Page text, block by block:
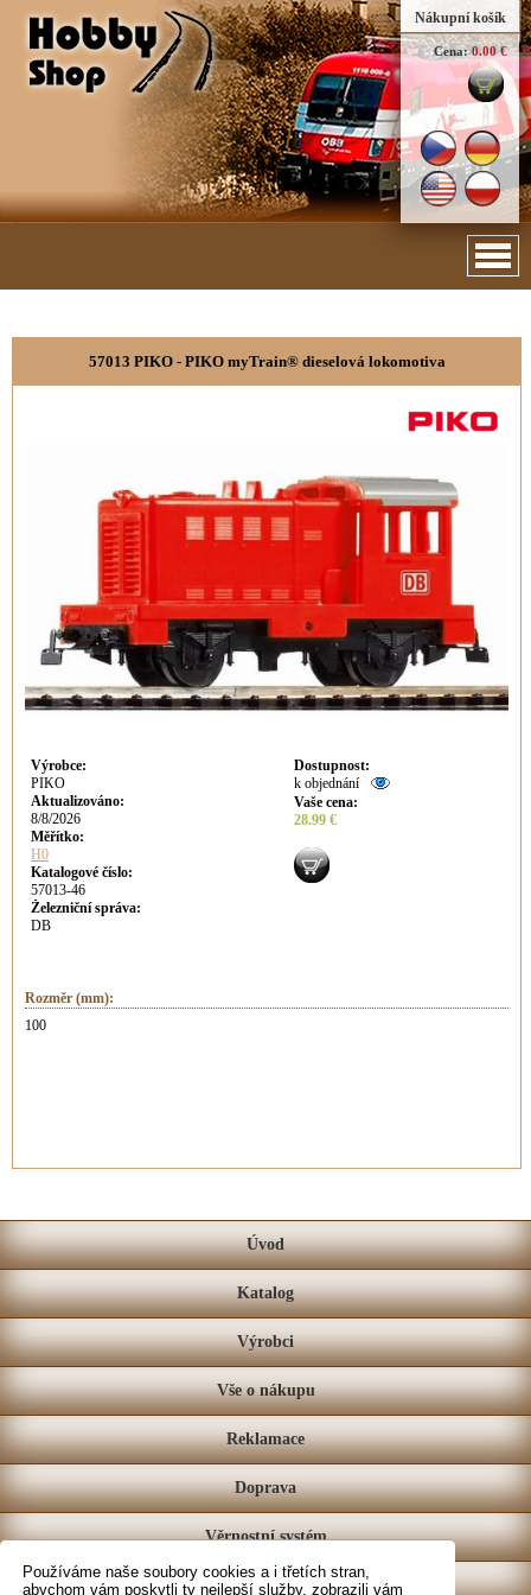
Používáme naše soubory cookies a i třetích stran,
abychom vám poskytli ty nejlepší služby, zobrazili vám
Nákupní košík
Cena: 0.00 €
57013 PIKO - PIKO myTrain® dieselová lokomotiva
Výrobce:
PIKO
Aktualizováno:
8/8/2026
Měřítko:
H0
Katalogové číslo:
57013-46
Železniční správa:
DB
Dostupnost:
k objednání
Vaše cena:
28.99 €
Rozměr (mm):
100
Úvod
Katalog
Výrobci
Vše o nákupu
Reklamace
Doprava
Věrnostní systém
Prodejna